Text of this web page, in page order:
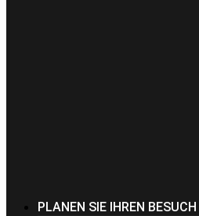
PLANEN SIE IHREN BESUCH